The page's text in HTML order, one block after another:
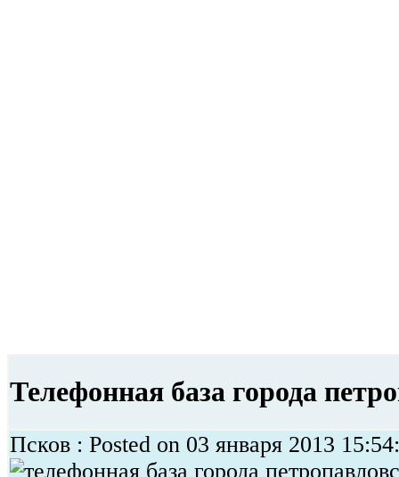
Телефонная база города
Псков : Posted on 03 января 2013